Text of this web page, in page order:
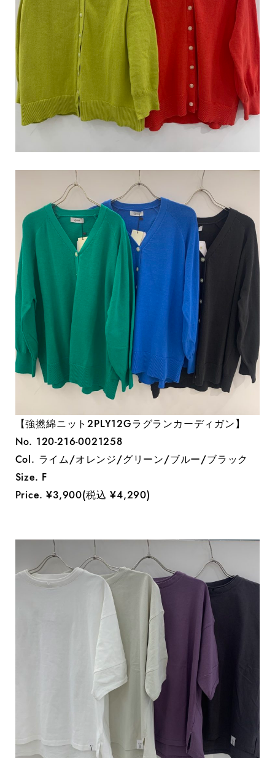
【強撚綿ニット2PLY12Gラグランカーディガン】
No. 120-216-0021258
Col. ライム/オレンジ/グリーン/ブルー/ブラック
Size. F
Price. ¥3,900(税込 ¥4,290)